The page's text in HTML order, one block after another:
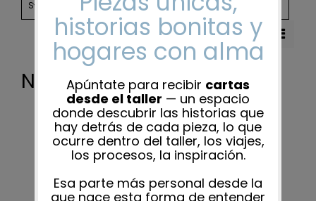
Sort by Name CATEGORIES
Nada encontrado